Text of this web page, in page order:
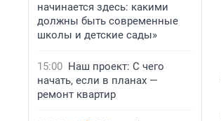
начинается здесь: какими
должны быть современные
школы и детские сады»
15:00 Наш проект: С чего
начать, если в планах —
ремонт квартир